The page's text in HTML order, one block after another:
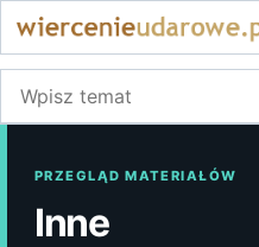
Szukaj:
PRZEGLĄD MATERIAŁÓW
Inne